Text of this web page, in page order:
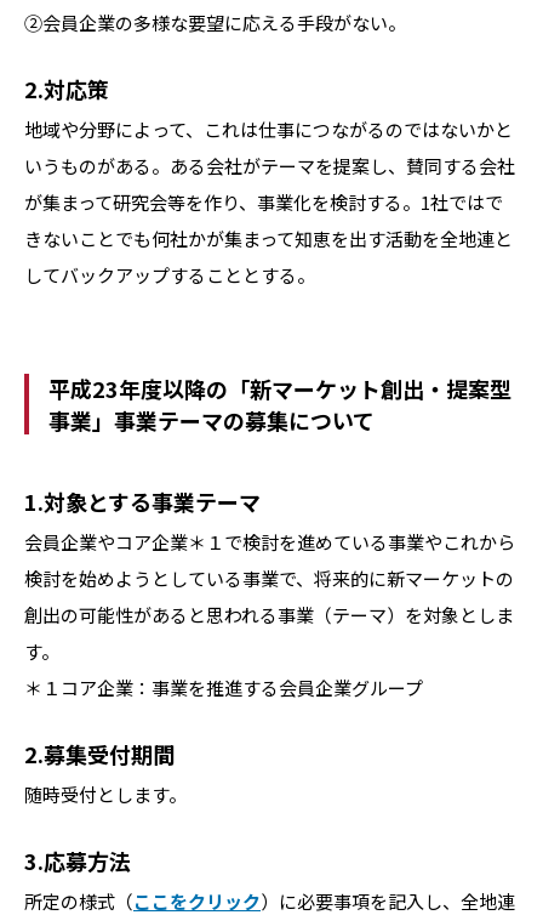
②会員企業の多様な要望に応える手段がない。
2.対応策
地域や分野によって、これは仕事につながるのではないかと
いうものがある。ある会社がテーマを提案し、賛同する会社
が集まって研究会等を作り、事業化を検討する。1社ではで
きないことでも何社かが集まって知恵を出す活動を全地連と
してバックアップすることとする。
平成23年度以降の「新マーケット創出・提案型
事業」事業テーマの募集について
1.対象とする事業テーマ
会員企業やコア企業＊１で検討を進めている事業やこれから
検討を始めようとしている事業で、将来的に新マーケットの
創出の可能性があると思われる事業（テーマ）を対象としま
す。
＊１コア企業：事業を推進する会員企業グループ
2.募集受付期間
随時受付とします。
3.応募方法
所定の様式（ここをクリック）に必要事項を記入し、全地連